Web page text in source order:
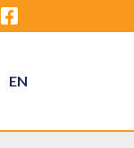
Facebook link
EN